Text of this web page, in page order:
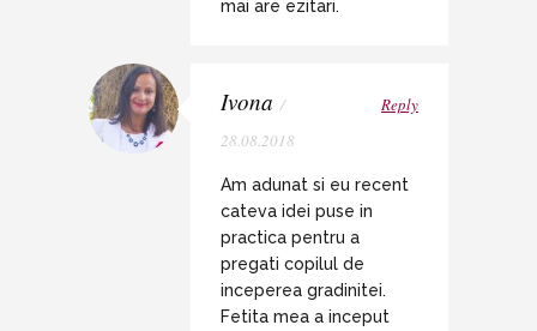
mai are ezitari.
Ivona /
28.08.2018
Reply
Am adunat si eu recent
cateva idei puse in
practica pentru a
pregati copilul de
inceperea gradinitei.
Fetita mea a inceput